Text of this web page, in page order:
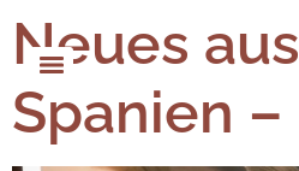
Neues aus
Spanien –